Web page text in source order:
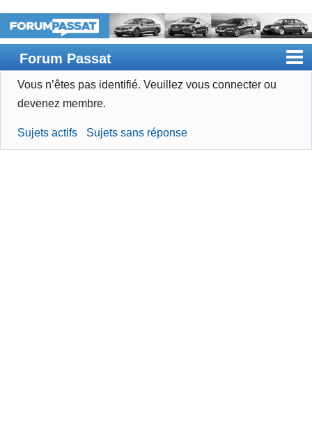
Forum Passat
Accueil
Devenir membre
Vous n’êtes pas identifié. Veuillez vous connecter ou
devenez membre.
Sujets actifs Sujets sans réponse